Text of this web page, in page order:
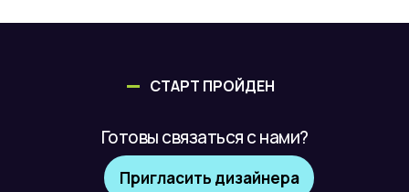
СТАРТ ПРОЙДЕН
Готовы связаться с нами?
Пригласить дизайнера